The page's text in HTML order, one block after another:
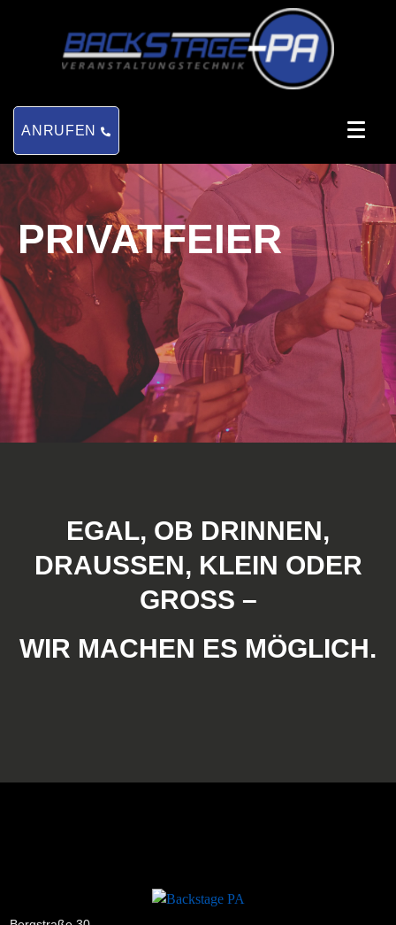
ANRUFEN
PRIVATFEIER
EGAL, OB DRINNEN,
DRAUSSEN, KLEIN ODER G
ROSS –
WIR MACHEN ES MÖGLICH.